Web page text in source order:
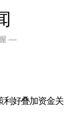
—
利好叠加资金关